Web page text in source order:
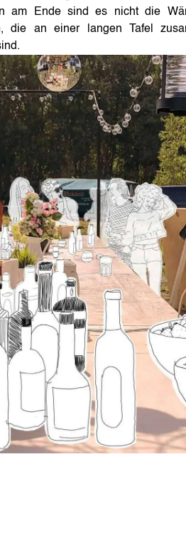
am Ende sind es nicht die
die an einer langen Tafel